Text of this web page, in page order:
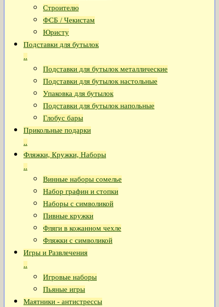
Строителю
ФСБ / Чекистам
Юристу
Подставки для бутылок
..
Подставки для бутылок металлические
Подставки для бутылок настольные
Упаковка для бутылок
Подставки для бутылок напольные
Глобус бары
Прикольные подарки
..
Фляжки, Кружки, Наборы
..
Винные наборы сомелье
Набор графин и стопки
Наборы с символикой
Пивные кружки
Фляги в кожанном чехле
Фляжки с символикой
Игры и Развлечения
..
Игровые наборы
Пьяные игры
Маятники - антистрессы